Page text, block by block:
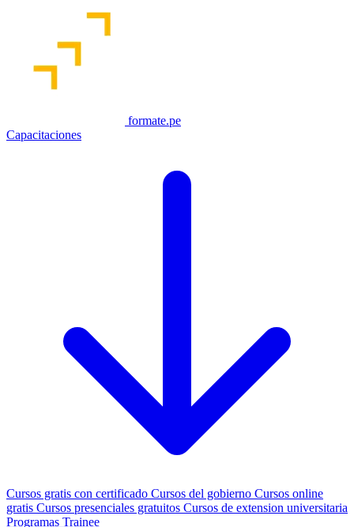
formate.pe
Capacitaciones
Cursos gratis con certificado Cursos del gobierno Cursos online
gratis Cursos presenciales gratuitos Cursos de extension universitaria
Programas Trainee